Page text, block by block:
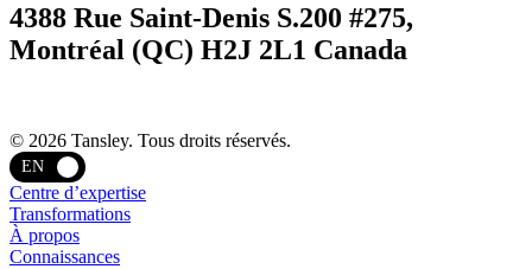
4388 Rue Saint-Denis S.200 #275,
Montréal (QC) H2J 2L1 Canada
© 2026 Tansley. Tous droits réservés.
EN
Centre d’expertise
Transformations
À propos
Connaissances